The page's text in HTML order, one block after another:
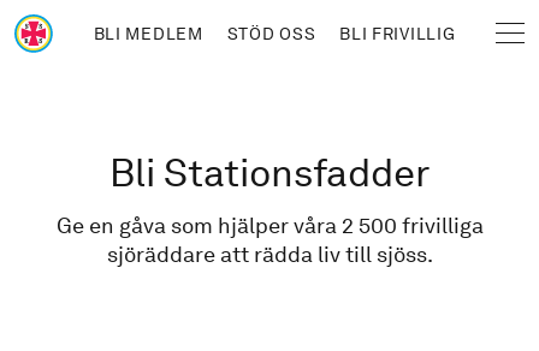
Hoppa till huvudinnehåll
BLI MEDLEM STÖD OSS BLI FRIVILLIG
Bli Stationsfadder
Ge en gåva som hjälper våra 2 500 frivilliga
sjöräddare att rädda liv till sjöss.